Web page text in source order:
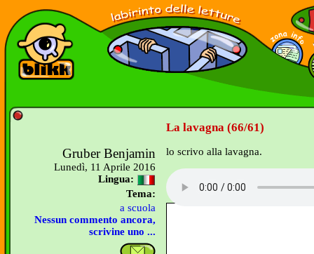
La lavagna (66/61)
Gruber Benjamin
Lunedì, 11 Aprile 2016
Lingua:
Tema:
a scuola
Nessun commento ancora,
scrivine uno ...
lo scrivo alla lavagna.